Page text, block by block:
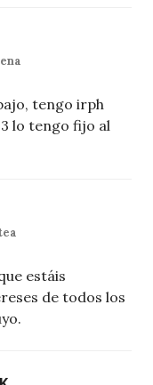
tengo irph
lo tengo fijo al
estáis
de todos los